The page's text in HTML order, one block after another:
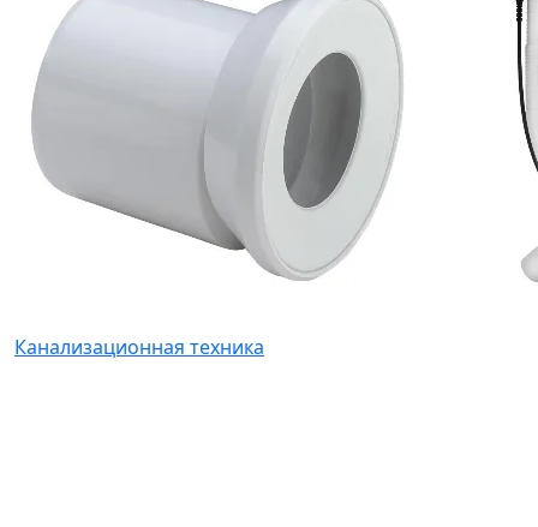
Канализационная техника